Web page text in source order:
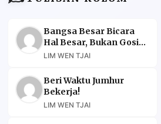
Bangsa Besar Bicara
Hal Besar, Bukan Gosip
Murahan
LIM WEN TJAI
Beri Waktu Jumhur
Bekerja!
LIM WEN TJAI